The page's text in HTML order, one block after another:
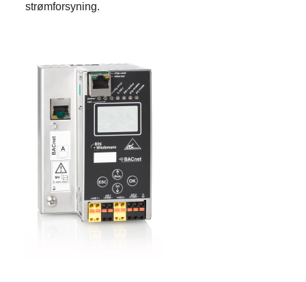
strømforsyning.